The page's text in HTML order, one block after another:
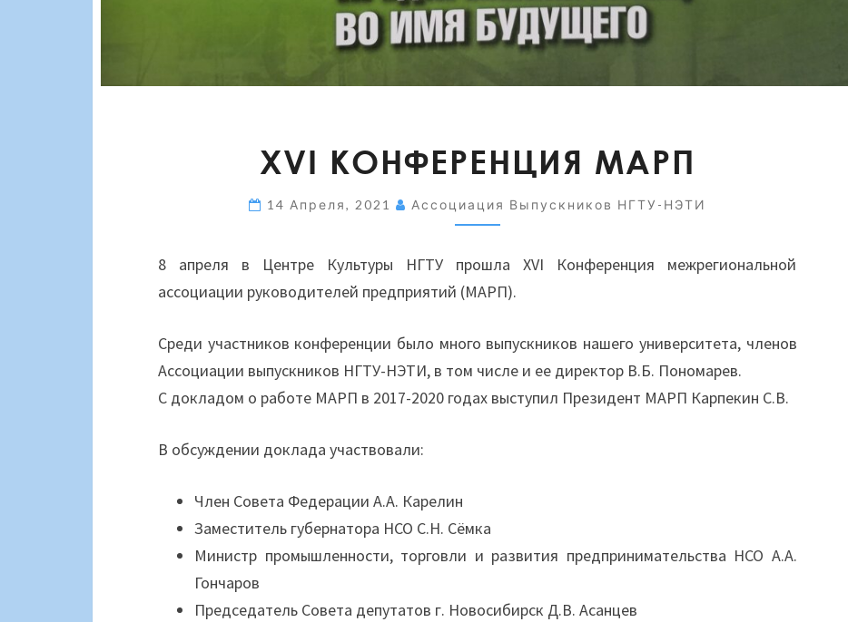
КОНФЕРЕНЦИЯ
XVI КОНФЕРЕНЦИЯ МАРП
14 Апреля, 2021 Ассоциация Выпускников НГТУ-НЭТИ
8 апреля в Центре Культуры НГТУ прошла XVI Конференция межрегиональной
ассоциации руководителей предприятий (МАРП).
Среди участников конференции было много выпускников нашего университета, членов
Ассоциации выпускников НГТУ-НЭТИ, в том числе и ее директор В.Б. Пономарев.
С докладом о работе МАРП в 2017-2020 годах выступил Президент МАРП Карпекин С.В.
В обсуждении доклада участвовали:
Член Совета Федерации А.А. Карелин
Заместитель губернатора НСО С.Н. Сёмка
Министр промышленности, торговли и развития предпринимательства НСО А.А.
Гончаров
Председатель Совета депутатов г. Новосибирск Д.В. Асанцев